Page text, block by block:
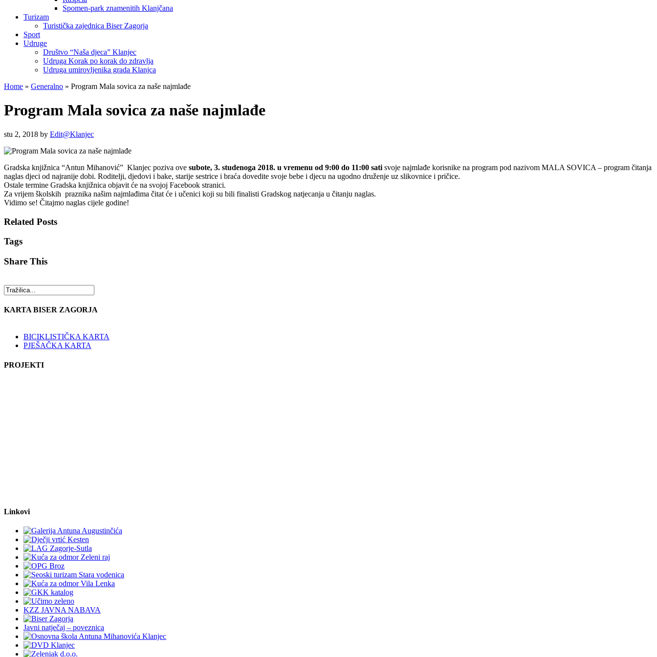
Spomen-park znamenitih Klanjčana
Turizam
Turistička zajednica Biser Zagorja
Sport
Udruge
Društvo “Naša djeca” Klanjec
Udruga Korak po korak do zdravlja
Udruga umirovljenika grada Klanjca
Home » Generalno » Program Mala sovica za naše najmlađe
Program Mala sovica za naše najmlađe
stu 2, 2018 by Edit@Klanjec
Gradska knjižnica “Antun Mihanović” Klanjec poziva ove subote, 3. studenoga 2018. u vremenu od 9:00 do 11:00 sati svoje najmlađe korisnike na program pod nazivom MALA SOVICA – program čitanja
naglas djeci od najranije dobi. Roditelji, djedovi i bake, starije sestrice i braća dovedite svoje bebe i djecu na ugodno druženje uz slikovnice i pričice.
Ostale termine Gradska knjižnica objavit će na svojoj Facebook stranici.
Za vrijem školskih praznika našim najmlađima čitat će i učenici koji su bili finalisti Gradskog natjecanja u čitanju naglas.
Vidimo se! Čitajmo naglas cijele godine!
Related Posts
Tags
Share This
KARTA BISER ZAGORJA
BICIKLISTIČKA KARTA
PJEŠAČKA KARTA
PROJEKTI
Linkovi
KZZ JAVNA NABAVA
Javni natječaj – poveznica